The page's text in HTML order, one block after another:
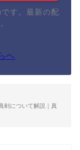
す。最新の配
へ
剣について解説｜真